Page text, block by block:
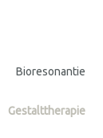
Bioresonantie
Gestalttherapie